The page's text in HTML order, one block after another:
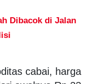
Dibacok di Jalan
cabai, harga